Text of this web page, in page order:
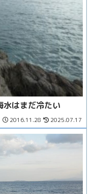
はまだ冷たい
2016.11.28 2025.07.17